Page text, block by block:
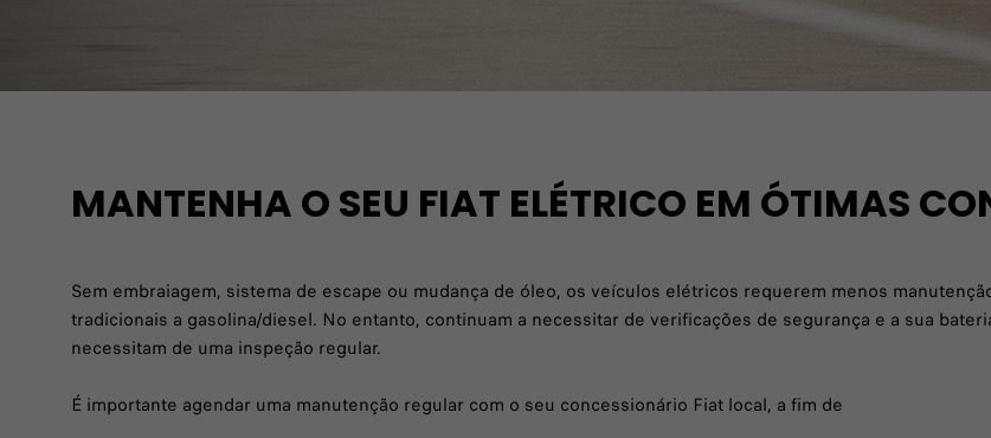
MANTENHA O SEU FIAT ELÉTRICO EM ÓTIMAS
Sem embraiagem, sistema de escape ou mudança de óleo, os veículos elétricos requerem menos
tradicionais a gasolina/diesel. No entanto, continuam a necessitar de verificações de segurança e a sua
necessitam de uma inspeção regular.
É importante agendar uma manutenção regular com o seu concessionário Fiat local, a fim de